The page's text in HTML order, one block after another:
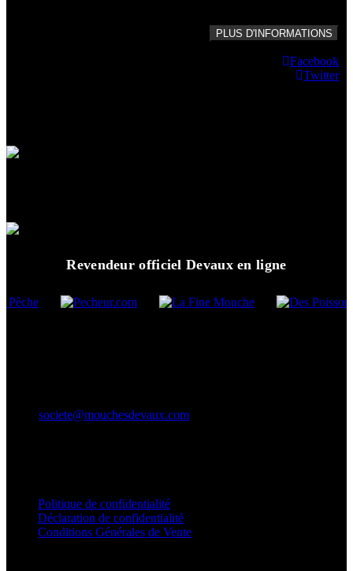
PLUS D'INFORMATIONS
Facebook
Twitter
Revendeur officiel Devaux en ligne
societe@mouchesdevaux.com
Politique de confidentialité
Déclaration de confidentialité
Conditions Générales de Vente